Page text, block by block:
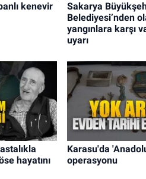
kenevir
Sakarya
Belediyesi’nden
yangınlara karşı
uyarı
hayatını
Karasu'da
operasyonu